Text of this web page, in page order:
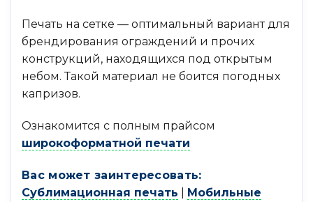
Печать на сетке — оптимальный вариант для
брендирования ограждений и прочих
конструкций, находящихся под открытым
небом. Такой материал не боится погодных
капризов.
Ознакомится с полным прайсом
широкоформатной печати
Вас может заинтересовать:
Сублимационная печать
Мобильные